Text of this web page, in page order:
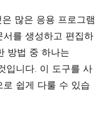
많은 응용 프로그램
를 생성하고 편집하
방법 중 하나는
입니다. 이 도구를 사
쉽게 다룰 수 있습